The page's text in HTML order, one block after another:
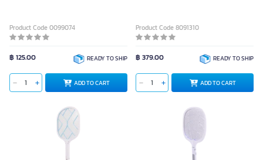
Product Code 0099074
฿ 125.00 READY TO SHIP
ADD TO CART
Product Code 8091310
฿ 379.00 READY TO SHIP
ADD TO CART